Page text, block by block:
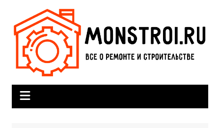
содержимому